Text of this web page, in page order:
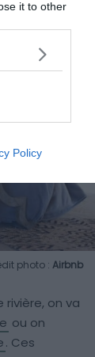
it to other
Policy
photo : Airbnb
rivière, on va
ou on
. Ces